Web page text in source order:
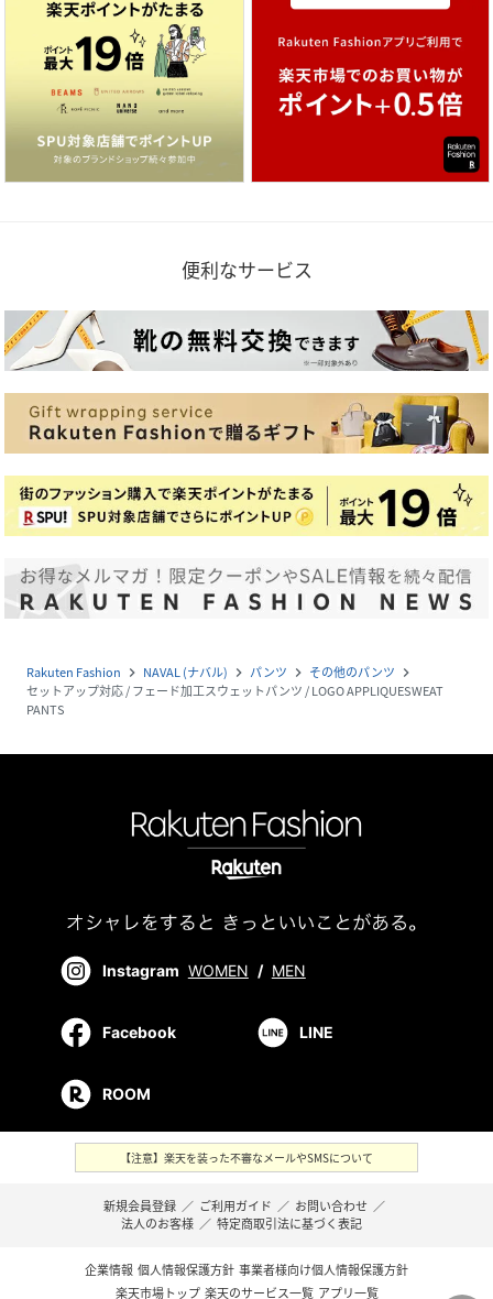
便利なサービス
Rakuten Fashion navigate_next NAVAL (ナバル) navigate_next パンツ navigate_next その他のパンツ navigate_next
セットアップ対応 / フェード加工スウェットパンツ / LOGO APPLIQUESWEAT
PANTS
Instagram WOMEN / MEN
Facebook LINE
ROOM
【注意】楽天を装った不審なメールやSMSについて
新規会員登録 ／ ご利用ガイド ／ お問い合わせ ／
法人のお客様 ／ 特定商取引法に基づく表記
企業情報 個人情報保護方針 事業者様向け個人情報保護方針
楽天市場トップ 楽天のサービス一覧 アプリ一覧